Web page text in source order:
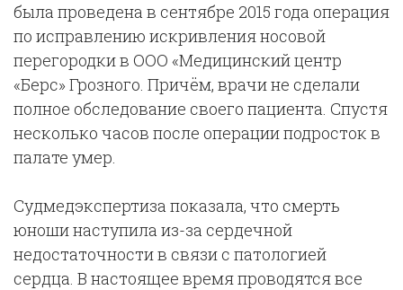
была проведена в сентябре 2015 года операция
по исправлению искривления носовой
перегородки в ООО «Медицинский центр
«Берс» Грозного. Причём, врачи не сделали
полное обследование своего пациента. Спустя
несколько часов после операции подросток в
палате умер.
Судмедэкспертиза показала, что смерть
юноши наступила из-за сердечной
недостаточности в связи с патологией
сердца. В настоящее время проводятся все